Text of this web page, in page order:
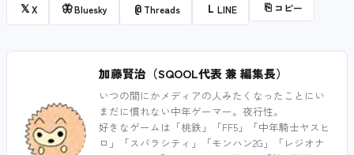
𝕏X 🦋Bluesky @ Threads L LINE ⎘ コピー
加藤賢治（SQOOL代表 兼 編集長）
いつの間にかメディアの人みたくなったことにい
まだに慣れない中年ゲーマー。夜行性。
好きなゲームは「桃鉄」「FF5」「中年騎士ヤスヒ
ロ」「スバラシティ」「モンハン2G」「レジオナ